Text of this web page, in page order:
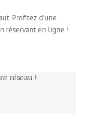
Profitez d’une
réservant en ligne !
réseau !